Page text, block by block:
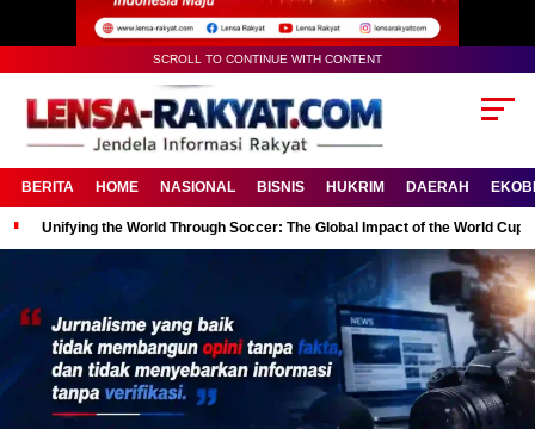
SCROLL TO CONTINUE WITH CONTENT
BERITA HOME NASIONAL BISNIS HUKRIM DAERAH
Unifying the World Through Soccer: The Global Impact of the World Cup